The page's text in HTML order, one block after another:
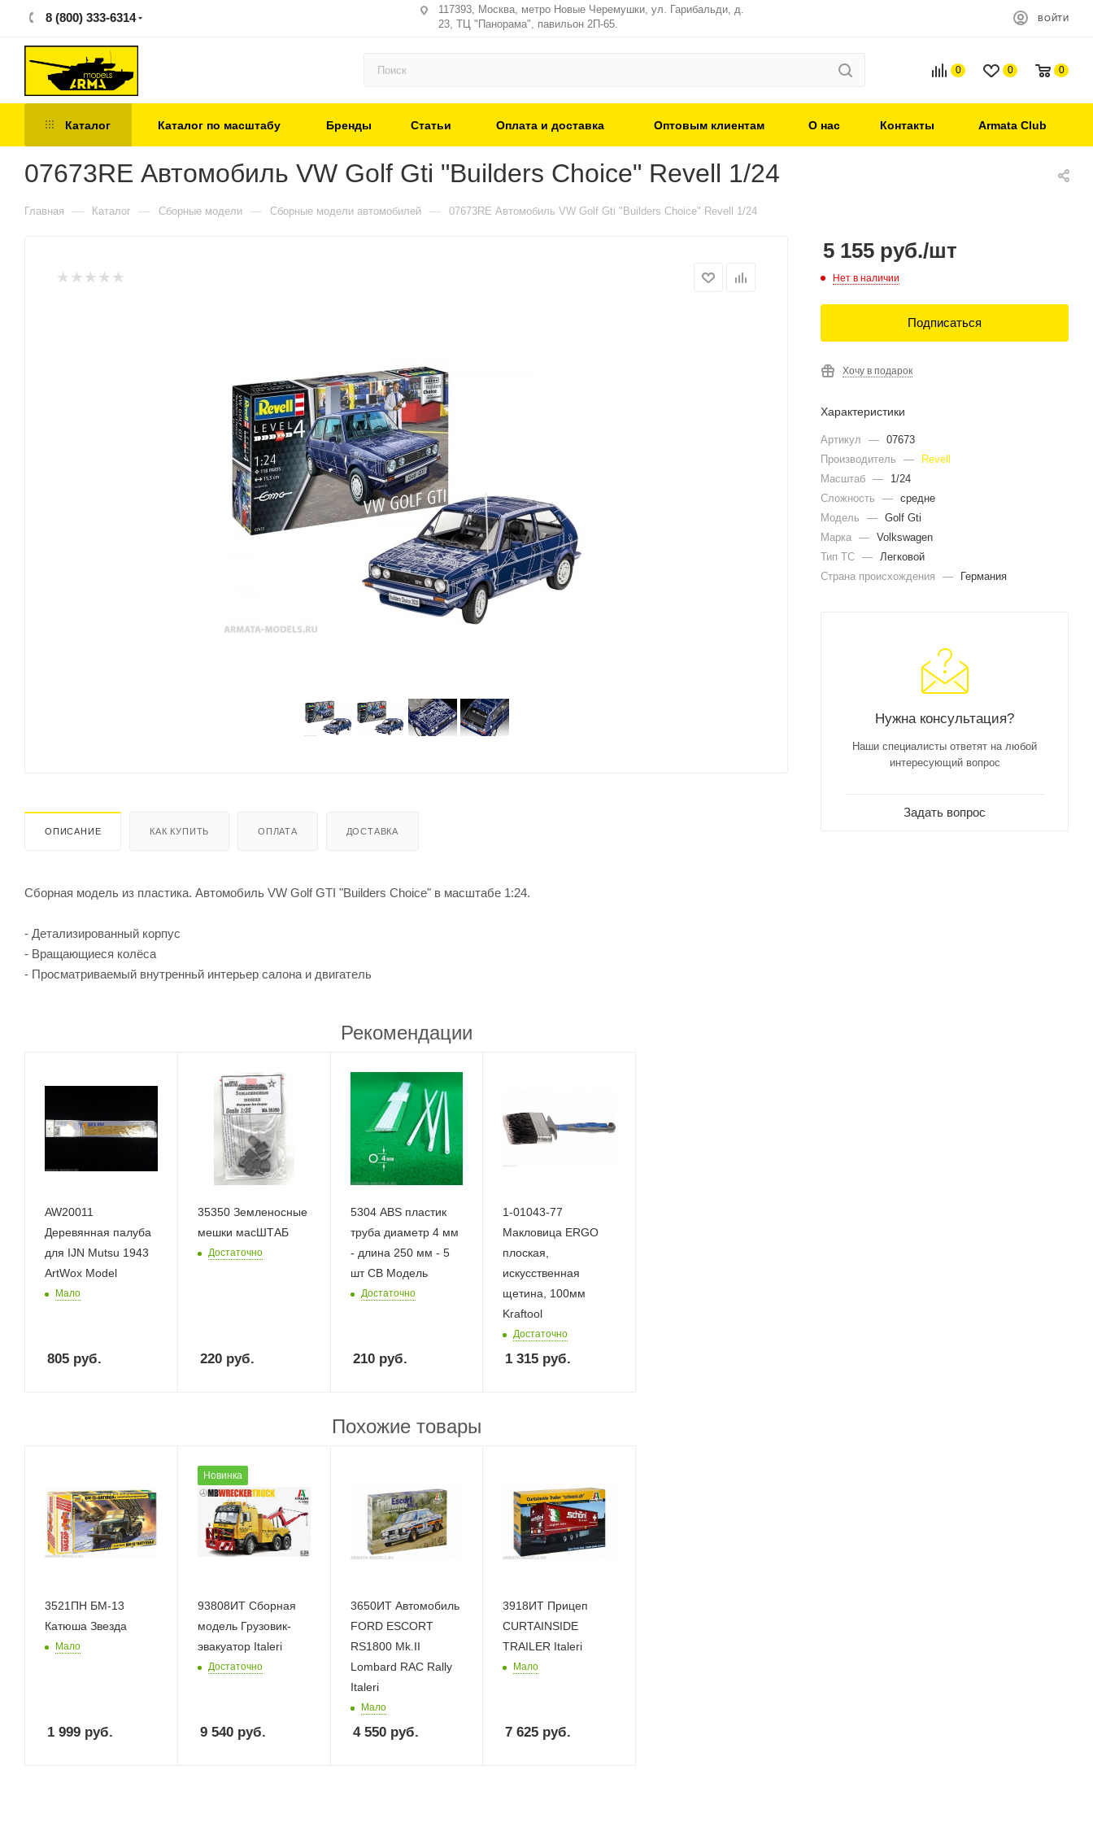
8 (800) 333-6314
117393, Москва, метро Новые Черемушки, ул. Гарибальди, д.
23, ТЦ "Панорама", павильон 2П-65.
ВОЙТИ
0 0 0
Каталог Каталог по масштабу Бренды Статьи Оплата и доставка Оптовым клиентам О нас Контакты Armata Club
07673RE Автомобиль VW Golf Gti "Builders Choice" Revell 1/24
Главная — Каталог — Сборные модели — Сборные модели автомобилей — 07673RE Автомобиль VW Golf Gti "Builders Choice" Revell 1/24
ОПИСАНИЕ КАК КУПИТЬ ОПЛАТА ДОСТАВКА
Сборная модель из пластика. Автомобиль VW Golf GTI "Builders Choice" в масштабе 1:24.
- Детализированный корпус
- Вращающиеся колёса
- Просматриваемый внутренньй интерьер салона и двигатель
Рекомендации
AW20011
Деревянная палуба
для IJN Mutsu 1943
ArtWox Model
Мало
805 руб.
35350 Земленосные
мешки масШТАБ
Достаточно
220руб.
5304 ABS пластик
труба диаметр 4 мм
- длина 250 мм - 5
шт СВ Модель
Достаточно
210руб.
1-01043-77
Макловица ERGO
плоская,
искусственная
щетина, 100мм
Kraftool
Достаточно
1 315 руб.
Похожие товары
3521ПН БМ-13
Катюша Звезда
Мало
1 999 руб.
Новинка
93808ИТ Сборная
модель Грузовик-
эвакуатор Italeri
Достаточно
9 540руб.
3650ИТ Автомобиль
FORD ESCORT
RS1800 Mk.II
Lombard RAC Rally
Italeri
Мало
4 550руб.
3918ИТ Прицеп
CURTAINSIDE
TRAILER Italeri
Мало
7 625 руб.
5 155 руб./шт
Нет в наличии
Подписаться
Хочу в подарок
Характеристики
Артикул — 07673
Производитель
—
Revell
Масштаб —
1/24
Сложность
— средне
Модель
— Golf Gti
Марка — Volkswagen
Тип ТС —
Легковой
Страна происхождения
— Германия
Нужна консультация?
Наши специалисты ответят на любой
интересующий вопрос
Задать вопрос